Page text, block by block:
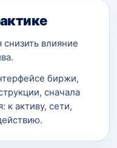
снизить влияние
биржи,
сначала
к активу, сети,